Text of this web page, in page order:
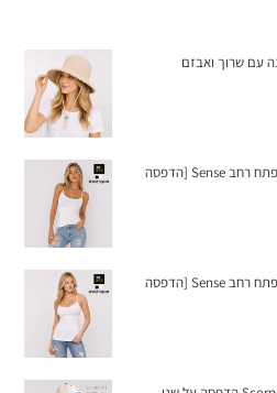
גופיית ספגטי – גופיית נשים איכותית פתח רחב Sense [הדפסה
גופיית ספגטי – גופיית נשים איכותית פתח רחב Sense [הדפסה